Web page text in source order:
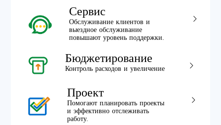
Сервис
Обслуживание клиентов и
выездное обслуживание
повышают уровень поддержки.
Бюджетирование
Контроль расходов и увеличение
Проект
Помогают планировать проекты
и эффективно отслеживать
работу.